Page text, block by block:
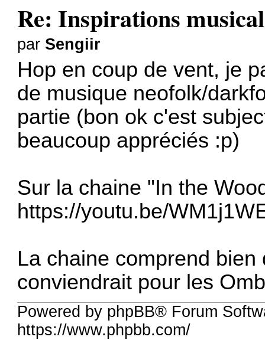
Re: Inspirations
par Sengiir
Hop en coup de vent, je
de musique neofolk/
partie (bon ok c'est
beaucoup appréciés :p)
Sur la chaine "In the
https://youtu.be/
La chaine comprend
conviendrait pour les
Powered by phpBB® Forum
https://www.phpbb.com/